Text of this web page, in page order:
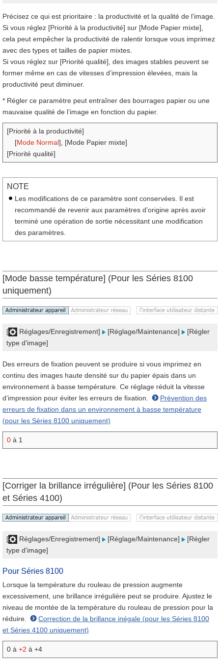
Précisez ce qui est prioritaire : la productivité et la qualité de l’image.
Si vous réglez [Priorité à la productivité] sur [Mode Papier mixte],
cela peut empêcher la productivité de ralentir lorsque vous imprimez
avec des types et tailles de papier mixtes.
Si vous réglez sur [Priorité qualité], des images stables peuvent se
former même en cas de vitesses d’impression élevées, mais la
productivité peut diminuer.
* Régler ce paramètre peut entraîner des bourrages papier ou une
mauvaise qualité de l’image en fonction du papier.
[Priorité à la productivité]
[Mode Normal], [Mode Papier mixte]
[Priorité qualité]
NOTE
Les modifications de ce paramètre sont conservées. Il est
recommandé de revenir aux paramètres d’origine après avoir
terminé une opération de sortie nécessitant une modification
des paramètres.
[Mode basse température] (Pour les Séries 8100
uniquement)
[ Réglages/Enregistrement] [Réglage/Maintenance]
[Régler
type d'image]
Des erreurs de fixation peuvent se produire si vous imprimez en
continu des images haute densité sur du papier épais dans un
environnement à basse température. Ce réglage réduit la vitesse
d’impression pour éviter les erreurs de fixation.
Prévention des
erreurs de fixation dans un environnement à basse température
(pour les Séries 8100 uniquement)
0 à 1
[Corriger la brillance irrégulière] (Pour les Séries 8100
et Séries 4100)
[ Réglages/Enregistrement] [Réglage/Maintenance]
[Régler
type d'image]
Pour Séries 8100
Lorsque la température du rouleau de pression augmente
excessivement, une brillance irrégulière peut se produire. Ajustez le
niveau de montée de la température du rouleau de pression pour la
réduire.
Correction de la brillance inégale (pour les Séries 8100
et Séries 4100 uniquement)
0 à +2 à +4